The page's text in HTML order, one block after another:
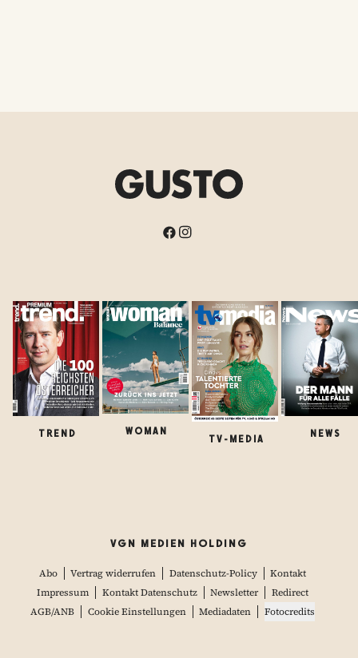
TREND WOMAN
TV-MEDIA
NEWS
VGN MEDIEN HOLDING
Abo Vertrag widerrufen Datenschutz-Policy
Kontakt
Impressum
Kontakt Datenschutz Newsletter
Redirect
AGB/ANB
Cookie Einstellungen Mediadaten Fotocredits